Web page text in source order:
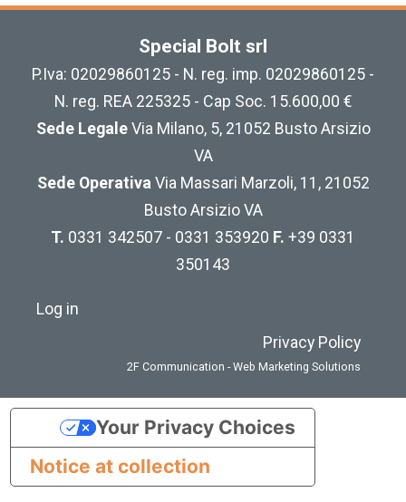
Special Bolt srl
P.Iva: 02029860125 - N. reg. imp. 02029860125 -
N. reg. REA 225325 - Cap Soc. 15.600,00 €
Sede LegaleVia Milano, 5, 21052 Busto Arsizio
VA
Sede Operativa Via Massari Marzoli, 11, 21052
Busto Arsizio VA
T. 0331 342507 - 0331 353920 F. +39 0331
350143
Log in
Privacy Policy
2F Communication - Web Marketing Solutions
Notice at collection
Your Privacy Choices